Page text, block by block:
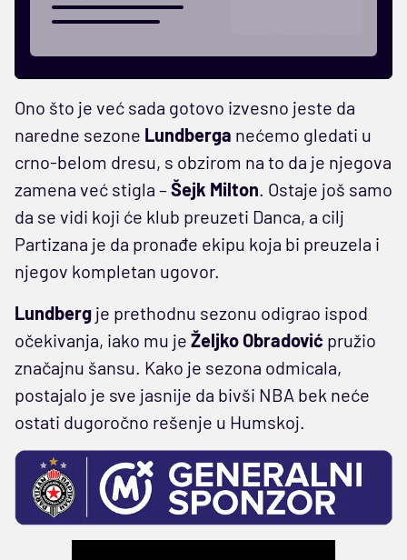
Ono što je već sada gotovo izvesno jeste da
naredne sezone Lundberga nećemo gledati u
crno-belom dresu, s obzirom na to da je njegova
zamena već stigla –Šejk Milton . Ostaje još samo
da se vidi koji će klub preuzeti Danca, a cilj
Partizana je da pronađe ekipu koja bi preuzela i
njegov kompletan ugovor.
Lundberg je prethodnu sezonu odigrao ispod
očekivanja, iako mu je Željko Obradović pružio
značajnu šansu. Kako je sezona odmicala,
postajalo je sve jasnije da bivši NBA bek neće
ostati dugoročno rešenje u Humskoj.